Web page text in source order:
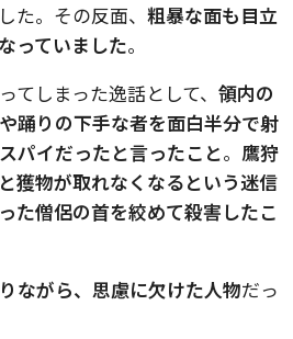
た。その反面、 粗暴な面も目立
っていました。
てしまった逸話として、 領内の
踊りの下手な者を面白半分で射
パイだったと言ったこと。 鷹狩
獲物が取れなくなるという迷信
た僧侶の首を絞めて殺害したこ
ながら、思慮に欠けた人物だっ